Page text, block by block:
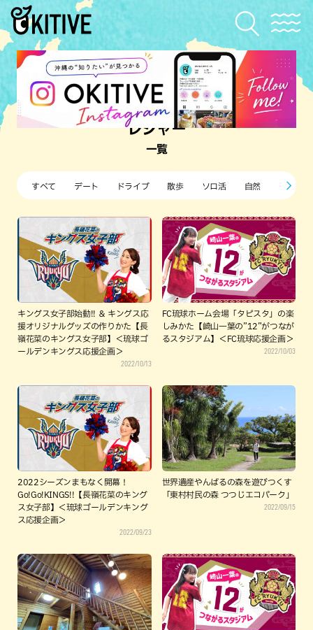
レジャー
一覧
すべて デート ドライブ 散歩 ソロ活 自然 子ども
キングス女子部始動!! ＆ キングス応
援オリジナルグッズの作りかた【長
嶺花菜のキングス女子部】＜琉球ゴ
ールデンキングス応援企画＞
2022/10/13
FC琉球ホーム会場「タピスタ」の楽
しみかた【崎山一葉の”12”がつなが
るスタジアム】＜FC琉球応援企画＞
2022/10/03
2022シーズンまもなく開幕！
Go!Go!KINGS!!【長嶺花菜のキング
ス女子部】＜琉球ゴールデンキング
ス応援企画＞
2022/09/23
世界遺産やんばるの森を遊びつくす
「東村村民の森 つつじエコパーク」
2022/09/15